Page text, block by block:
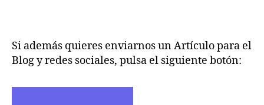
Si además quieres enviarnos un Artículo para el
Blog y redes sociales, pulsa el siguiente botón: